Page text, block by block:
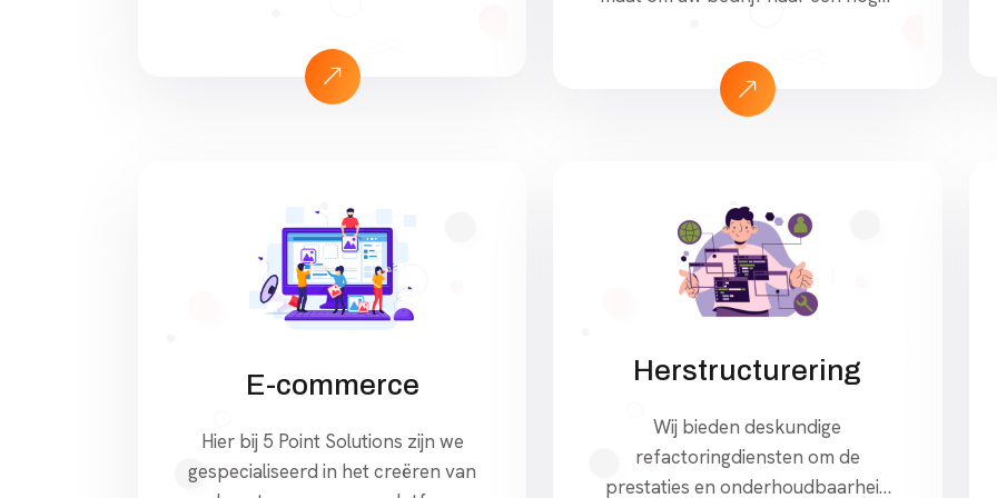
derden. Ons team past oplossingen
aan om uw CRM, ERP,
betalingsgateways en andere tools
wordt gefaciliteerd. Met onze
expertise in verschillende
integratietechnologieën zorgen wij
voor veilige, betrouwbare en
klantbetrokkenheid wilt vergroten
of uw bedrijfsvoering wilt
stroomlijnen, ons team levert
We geven prioriteit aan een
collaboratieve aanpak en werken
nauw met […]
E-commerce
Hier bij 5 Point Solutions zijn we
gespecialiseerd in het creëren van
Herstructurering
Wij bieden deskundige
refactoringdiensten om de
prestaties en onderhoudbaarheid